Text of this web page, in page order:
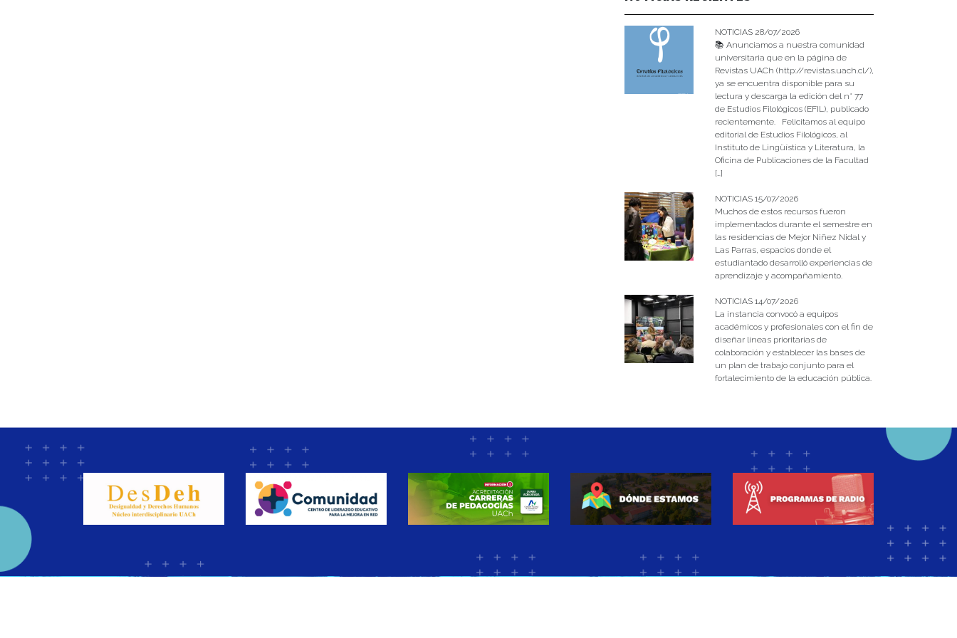
NOTICIAS 28/07/2026
📚 Anunciamos a nuestra comunidad
universitaria que en la página de
Revistas UACh (http://revistas.uach.cl/),
ya se encuentra disponible para su
lectura y descarga la edición del n° 77
de Estudios Filológicos (EFIL), publicado
recientemente. Felicitamos al equipo
editorial de Estudios Filológicos, al
Instituto de Lingüística y Literatura, la
Oficina de Publicaciones de la Facultad
[…]
NOTICIAS 15/07/2026
Muchos de estos recursos fueron
implementados durante el semestre en
las residencias de Mejor Niñez Nidal y
Las Parras, espacios donde el
estudiantado desarrolló experiencias de
aprendizaje y acompañamiento.
NOTICIAS 14/07/2026
La instancia convocó a equipos
académicos y profesionales con el fin de
diseñar líneas prioritarias de
colaboración y establecer las bases de
un plan de trabajo conjunto para el
fortalecimiento de la educación pública.